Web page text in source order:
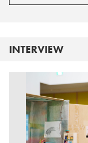
INTERVIEW